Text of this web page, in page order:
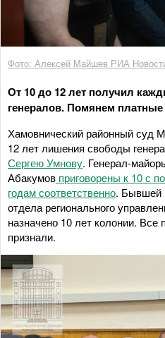
Фото: Алексей Майшев РИА
От 10 до 12 лет получил
генералов. Помянем
Хамовнический районный суд
12 лет лишения свободы
Сергею Умнову. Генерал-
Абакумов приговорены к 10 с
годам соответственно. Бывшей
отдела регионального
назначено 10 лет колонии.
признали.